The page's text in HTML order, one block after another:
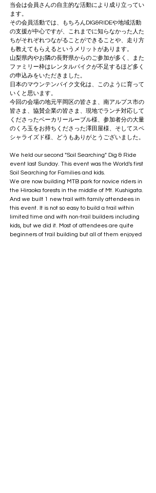
当会は会員さんの自主的な活動により成り立ってい
ます。
その会員活動では、もちろんDIG&RIDEや地域活動
の支援が中心ですが、これまでに知らなかった人た
ちがそれぞれつながることができることや、走り方
も教えてもらえるというメリットがあります。
山梨県内やお隣の長野県からのご参加が多く、また
ファミリー枠はレンタルバイクが不足するほど多く
の申込みをいただきました。
日本のマウンテンバイク文化は、このように育って
いくと思います。
今回の会場の地元平岡区の皆さま、南アルプス市の
皆さま、協賛企業の皆さま、現地でランチ対応して
くださったベーカリールーブル様、参加者分の大量
のくろ玉をお持ちくださった澤田屋様、そしてスペ
シャライズド様、どうもありがとうございました。
We held our second "Soil Searching" Dig & Ride
event last Sunday. This event was the World's first
Soil Searching for Families and kids.
We are now building MTB park for novice riders in
the Hiraoka forests in the middle of Mt. Kushigata.
And we built 1 new trail with family attendees in
this event. It is not so easy to build a trail within
limited time and with non-trail builders including
kids, but we did it. Most of attendees are quite
beginners of trail building but all of them enjoyed